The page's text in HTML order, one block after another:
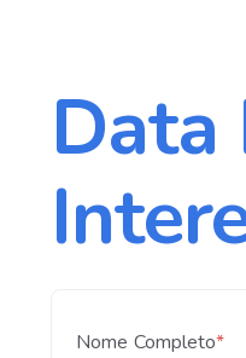
Data
Nome Completo*